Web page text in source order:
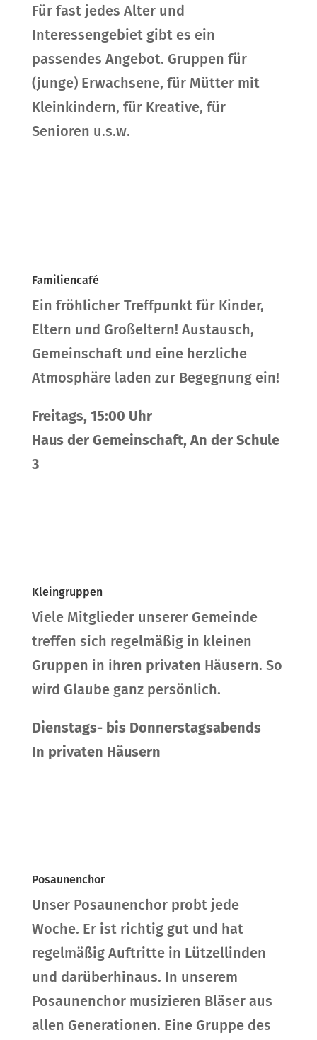
Für fast jedes Alter und
Interessengebiet gibt es ein
passendes Angebot. Gruppen für
(junge) Erwachsene, für Mütter mit
Kleinkindern, für Kreative, für
Senioren u.s.w.
Familiencafé
Ein fröhlicher Treffpunkt für Kinder,
Eltern und Großeltern! Austausch,
Gemeinschaft und eine herzliche
Atmosphäre laden zur Begegnung ein!
Freitags, 15:00 Uhr
Haus der Gemeinschaft, An der Schule
3
Kleingruppen
Viele Mitglieder unserer Gemeinde
treffen sich regelmäßig in kleinen
Gruppen in ihren privaten Häusern. So
wird Glaube ganz persönlich.
Dienstags- bis Donnerstagsabends
In privaten Häusern
Posaunenchor
Unser Posaunenchor probt jede
Woche. Er ist richtig gut und hat
regelmäßig Auftritte in Lützellinden
und darüberhinaus. In unserem
Posaunenchor musizieren Bläser aus
allen Generationen. Eine Gruppe des